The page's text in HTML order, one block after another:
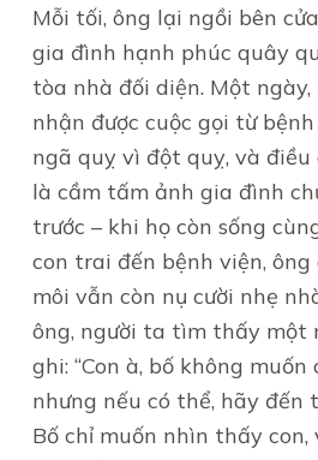
Mỗi tối, ông lại ngồi bên
gia đình hạnh phúc quây
tòa nhà đối diện. Một
nhận được cuộc gọi từ
ngã quỵ vì đột quỵ, và
là cầm tấm ảnh gia đình
trước – khi họ còn sống
con trai đến bệnh viện,
môi vẫn còn nụ cười nhẹ
ông, người ta tìm thấy một
ghi: “Con à, bố không
nhưng nếu có thể, hãy đến
Bố chỉ muốn nhìn thấy